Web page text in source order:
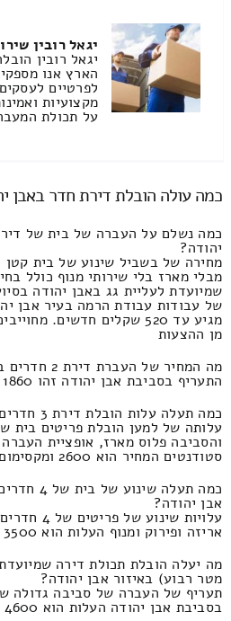
יגאל רובין
יגאל רובין
הארץ אנו
לפרטיים
מקצועיות
על תכולת
כמה עולה הובלת דירת חדר באבן
כמה נשלם על העברה של בית של
יהודה?
מחירה של בשביל שינוע של בית קטן
מבלי מארז בלי שירותי מנוף כולל
שמיועדת לעליית גג באבן יהודה
מן ההצעות
מה המחיר של העברת דירת 2 חדרים בעיר אבן יהודה?
התעריף בסביבת אבן יהודה זהו 1860 ועד 2060 שקל.
כמה תעלה עלות הובלת דירת 3 חדרים בעיר אבן יהודה?
והסביבה פלוס מארז, אופציית
סטודנטים המחיר הוא 2600 ומקסימום 1450 ש"ח.
אבן יהודה?
עלויות
אריזה ופירוק ומנוף העלות הוא 3500 ולא יותר מ1820 ש"ח.
מטר רבוע) באיזור אבן יהודה?
תעריף של העברה של סביבה גדולה
בסביבת אבן יהודה העלות הוא 4600 וזה מגיע עד 2000 ₪.